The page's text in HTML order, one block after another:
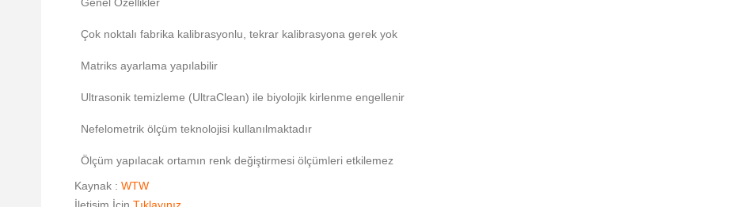
Çok noktalı fabrika kalibrasyonlu, tekrar kalibrasyona gerek yok
Matriks ayarlama yapılabilir
Ultrasonik temizleme (UltraClean) ile biyolojik kirlenme engellenir
Nefelometrik ölçüm teknolojisi kullanılmaktadır
Ölçüm yapılacak ortamın renk değiştirmesi ölçümleri etkilemez
Kaynak : WTW